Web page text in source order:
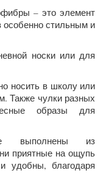
– это элемент
стильным и
носки или для
носить в школу или
Также чулки разных
образы для
выполнены из
приятные на ощупь
удобны, благодаря